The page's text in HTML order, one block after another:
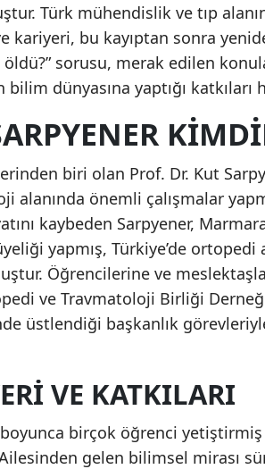
Giresun
Gümüşhane
Hakkari
Hatay
Mersin
İstanbul
İzmir
Kars
Kırşehir
Türk mühendislik ve tıp
kariyeri, bu kayıptan sonra
sorusu, merak edilen
dünyasına yaptığı katkıları
biri olan Prof. Dr. Kut
alanında önemli çalışmalar
kaybeden Sarpyener,
yapmış, Türkiye’de ortopedi
Öğrencilerine ve
ve Travmatoloji Birliği
üstlendiği başkanlık
VE KATKILARI
birçok öğrenci yetiştirmiş
gelen bilimsel mirası